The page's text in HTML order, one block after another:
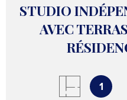
STUDIO
AVEC
1